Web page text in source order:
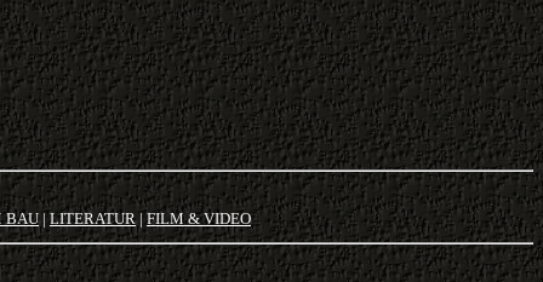
BAU |LITERATUR |FILM & VIDEO